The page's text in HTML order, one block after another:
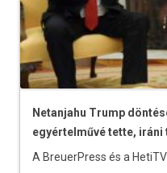
Netanjahu Trump
egyértelművé tette, iráni
A BreuerPress és a